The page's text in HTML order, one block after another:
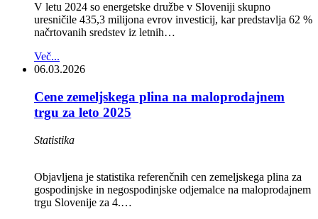
V letu 2024 so energetske družbe v Sloveniji skupno
uresničile 435,3 milijona evrov investicij, kar predstavlja 62 %
načrtovanih sredstev iz letnih…
Več...
06.03.2026
Cene zemeljskega plina na maloprodajnem
trgu za leto 2025
Statistika
Objavljena je statistika referenčnih cen zemeljskega plina za
gospodinjske in negospodinjske odjemalce na maloprodajnem
trgu Slovenije za 4.…